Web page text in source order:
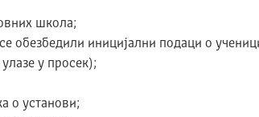
школа;
обезбедили иницијални подаци о
у просек);
о установи;